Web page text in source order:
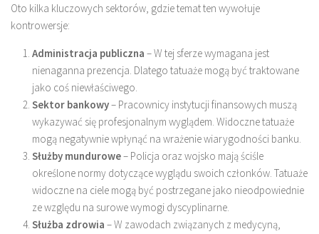
Oto kilka kluczowych sektorów, gdzie temat ten wywołuje
kontrowersje:
Administracja publiczna – W tej sferze wymagana jest
nienaganna prezencja. Dlatego tatuaże mogą być traktowane
jako coś niewłaściwego.
Sektor bankowy– Pracownicy instytucji finansowych muszą
wykazywać się profesjonalnym wyglądem. Widoczne tatuaże
mogą negatywnie wpłynąć na wrażenie wiarygodności banku.
Służby mundurowe– Policja oraz wojsko mają ściśle
określone normy dotyczące wyglądu swoich członków. Tatuaże
widoczne na ciele mogą być postrzegane jako nieodpowiednie
ze względu na surowe wymogi dyscyplinarne.
Służba zdrowia – W zawodach związanych z medycyną,